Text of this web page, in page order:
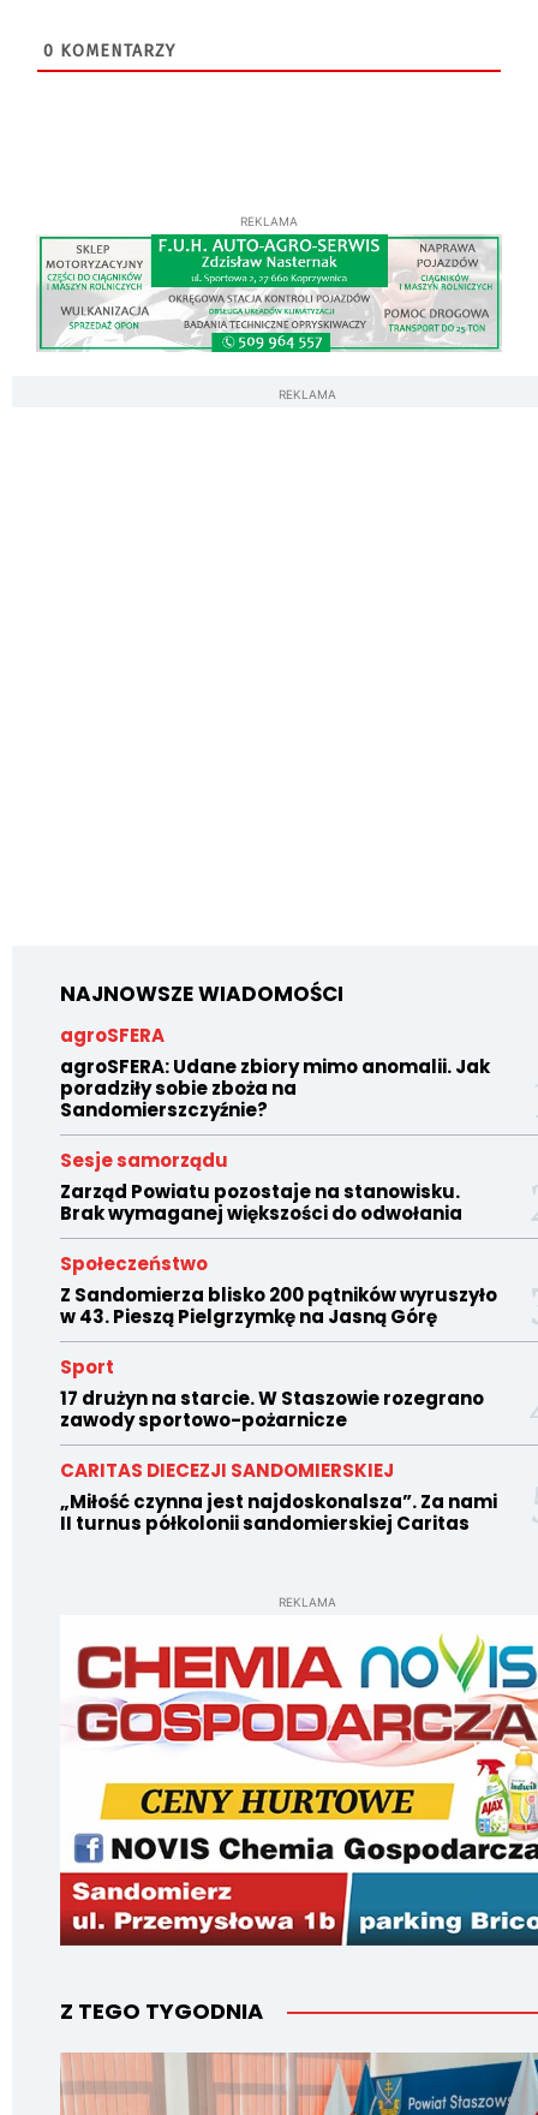
0 KOMENTARZY
REKLAMA
REKLAMA
NAJNOWSZE WIADOMOŚCI
agroSFERA
agroSFERA: Udane zbiory mimo anomalii. Jak
poradziły sobie zboża na
Sandomierszczyźnie?
Sesje samorządu
Zarząd Powiatu pozostaje na stanowisku.
Brak wymaganej większości do odwołania
Społeczeństwo
Z Sandomierza blisko 200 pątników wyruszyło
w 43. Pieszą Pielgrzymkę na Jasną Górę
Sport
17 drużyn na starcie. W Staszowie rozegrano
zawody sportowo-pożarnicze
CARITAS DIECEZJI SANDOMIERSKIEJ
„Miłość czynna jest najdoskonalsza”. Za nami
II turnus półkolonii sandomierskiej Caritas
REKLAMA
Z TEGO TYGODNIA